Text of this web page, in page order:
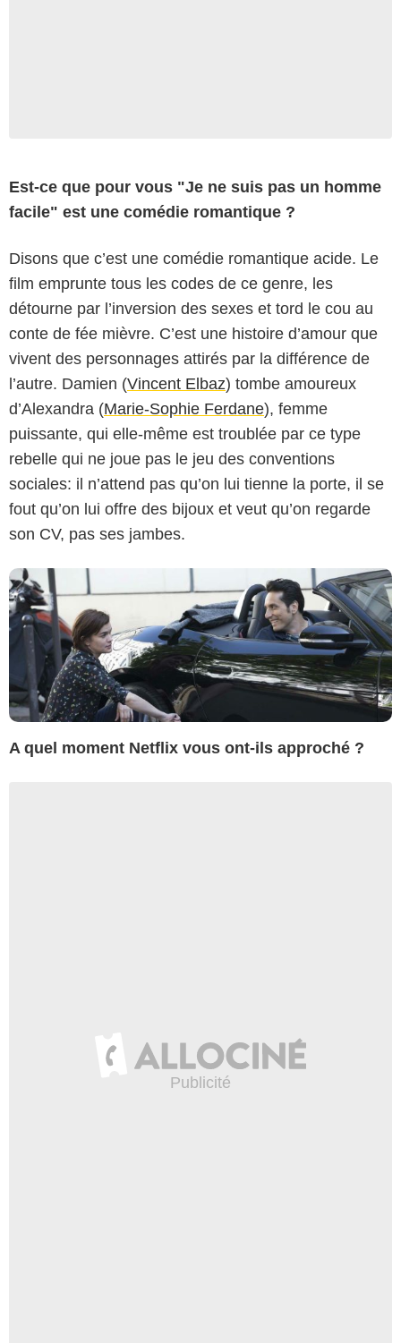
Est-ce que pour vous "Je ne suis pas un homme
facile" est une comédie romantique ?
Disons que c’est une comédie romantique acide. Le
film emprunte tous les codes de ce genre, les
détourne par l’inversion des sexes et tord le cou au
conte de fée mièvre. C’est une histoire d’amour que
vivent des personnages attirés par la différence de
l’autre. Damien (Vincent Elbaz) tombe amoureux
d’Alexandra (Marie-Sophie Ferdane), femme
puissante, qui elle-même est troublée par ce type
rebelle qui ne joue pas le jeu des conventions
sociales: il n’attend pas qu’on lui tienne la porte, il se
fout qu’on lui offre des bijoux et veut qu’on regarde
son CV, pas ses jambes.
A quel moment Netflix vous ont-ils approché ?